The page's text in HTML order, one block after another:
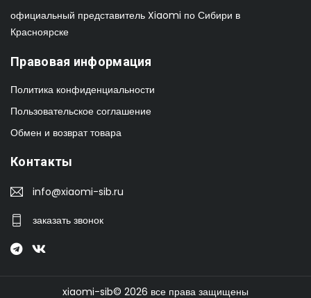
официальный представитель Xiaomi по Сибири в
Красноярске
Правовая информация
Политика конфиденциальности
Пользовательское соглашение
Обмен и возврат товара
Контакты
info@xiaomi-sib.ru
заказать звонок
xiaomi-sib© 2026 все права защищены